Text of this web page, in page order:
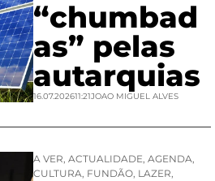
“chumbad
as” pelas
autarquias
16.07.202611:21JOAO MIGUEL ALVES
A VER, ACTUALIDADE, AGENDA,
CULTURA, FUNDÃO, LAZER,